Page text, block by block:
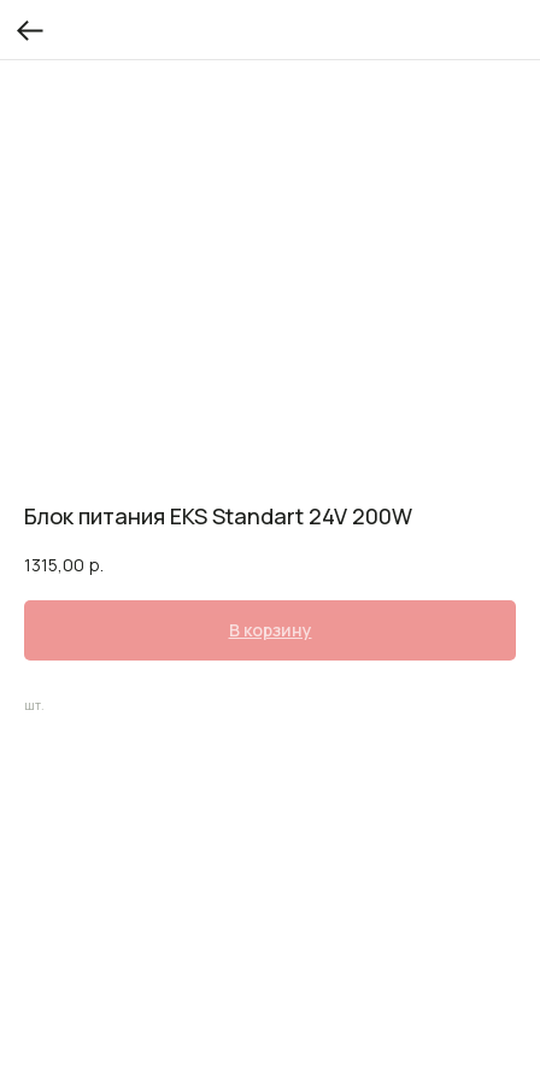
Блок питания EKS Standart 24V 200W
1315,00 р.
В корзину
шт.